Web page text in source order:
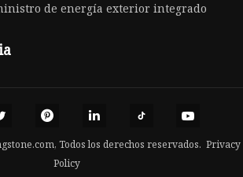
de energía exterior integrado
Todos los derechos reservados. Privacy
Policy